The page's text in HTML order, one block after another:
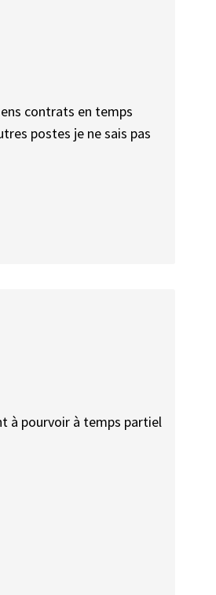
contrats en temps
postes je ne sais pas
à pourvoir à temps partiel